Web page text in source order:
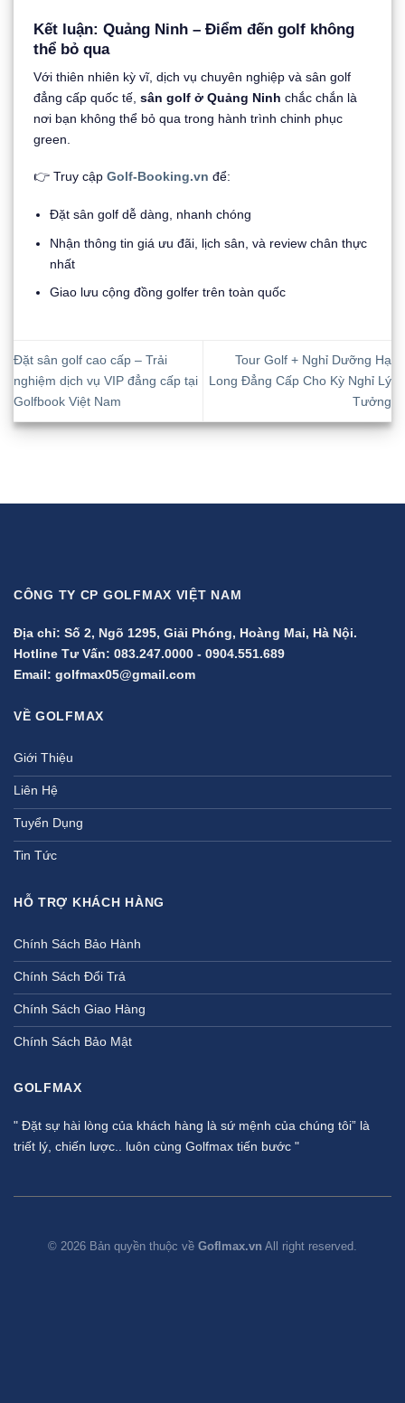
Kết luận: Quảng Ninh – Điểm đến golf không
thể bỏ qua
Với thiên nhiên kỳ vĩ, dịch vụ chuyên nghiệp và sân golf
đẳng cấp quốc tế, sân golf ở Quảng Ninh chắc chắn là
nơi bạn không thể bỏ qua trong hành trình chinh phục
green.
👉 Truy cập Golf-Booking.vn để:
Đặt sân golf dễ dàng, nhanh chóng
Nhận thông tin giá ưu đãi, lịch sân, và review chân thực
nhất
Giao lưu cộng đồng golfer trên toàn quốc
Đặt sân golf cao cấp – Trải
nghiệm dịch vụ VIP đẳng cấp tại
Golfbook Việt Nam
Tour Golf + Nghỉ Dưỡng Hạ
Long Đẳng Cấp Cho Kỳ Nghỉ Lý
Tưởng
CÔNG TY CP GOLFMAX VIỆT NAM
Địa chỉ: Số 2, Ngõ 1295, Giải Phóng, Hoàng Mai, Hà Nội.
Hotline Tư Vấn: 083.247.0000 - 0904.551.689
Email: golfmax05@gmail.com
VỀ GOLFMAX
Giới Thiệu
Liên Hệ
Tuyển Dụng
Tin Tức
HỖ TRỢ KHÁCH HÀNG
Chính Sách Bảo Hành
Chính Sách Đổi Trả
Chính Sách Giao Hàng
Chính Sách Bảo Mật
GOLFMAX
" Đặt sự hài lòng của khách hàng là sứ mệnh của chúng tôi” là
triết lý, chiến lược.. luôn cùng Golfmax tiến bước "
© 2026 Bản quyền thuộc về Goflmax.vn All right reserved.